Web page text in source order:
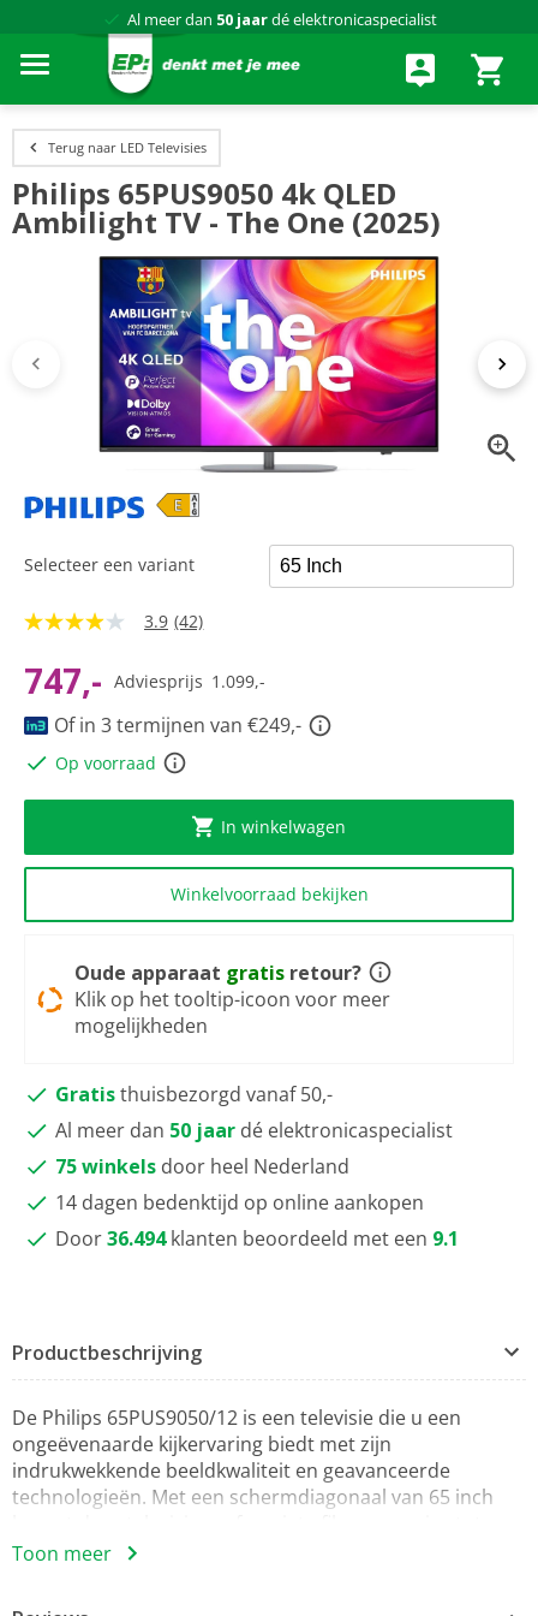
Al meer dan 50 jaardé elektronicaspecialist
Terug naar LED Televisies
Philips 65PUS9050 4k QLED
Ambilight TV - The One (2025)
3.9
5
sterren,
gemiddelde
scorewaarde.
42
Dezelfde
3.9 (42)
747,- Adviesprijs 1.099,-
Of in 3 termijnen van €249,-
Op voorraad
Selecteer een variant
In winkelwagen
Winkelvoorraad bekijken
Oude apparaat gratis retour?
Klik op het tooltip-icoon voor meer
mogelijkheden
Gratisthuisbezorgd vanaf 50,-
Al meer dan 50 jaar dé elektronicaspecialist
75 winkels door heel Nederland
14 dagen bedenktijd op online aankopen
Door36.494 klanten beoordeeld met een 9.1
Productbeschrijving
De Philips 65PUS9050/12 is een televisie die u een
ongeëvenaarde kijkervaring biedt met zijn
indrukwekkende beeldkwaliteit en geavanceerde
technologieën. Met een schermdiagonaal van 65 inch
leven met levendige kleuren en scherpe details. Dankzij
Toon meer